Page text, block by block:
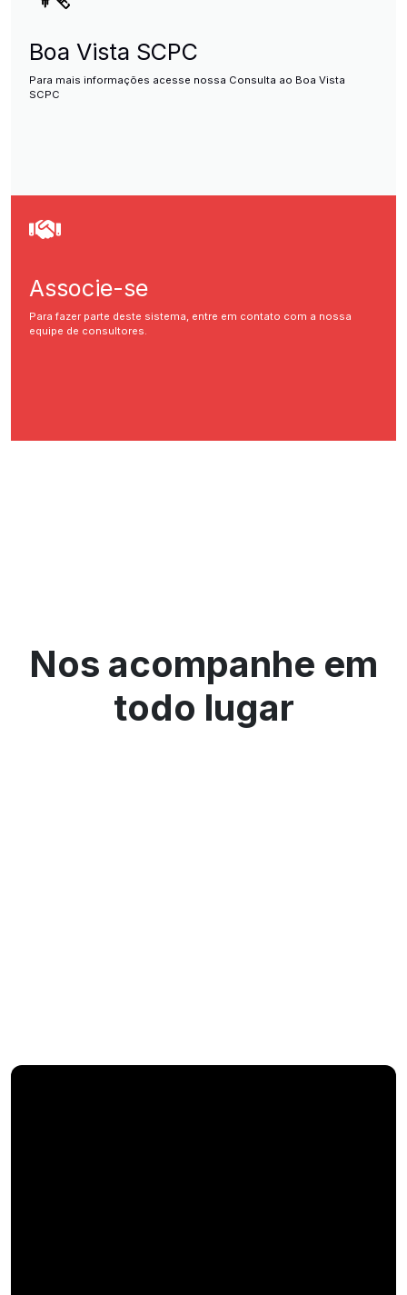
Boa Vista SCPC
Para mais informações acesse nossa Consulta ao Boa Vista
SCPC
Associe-se
Para fazer parte deste sistema, entre em contato com a nossa
equipe de consultores.
Nos acompanhe em
todo lugar